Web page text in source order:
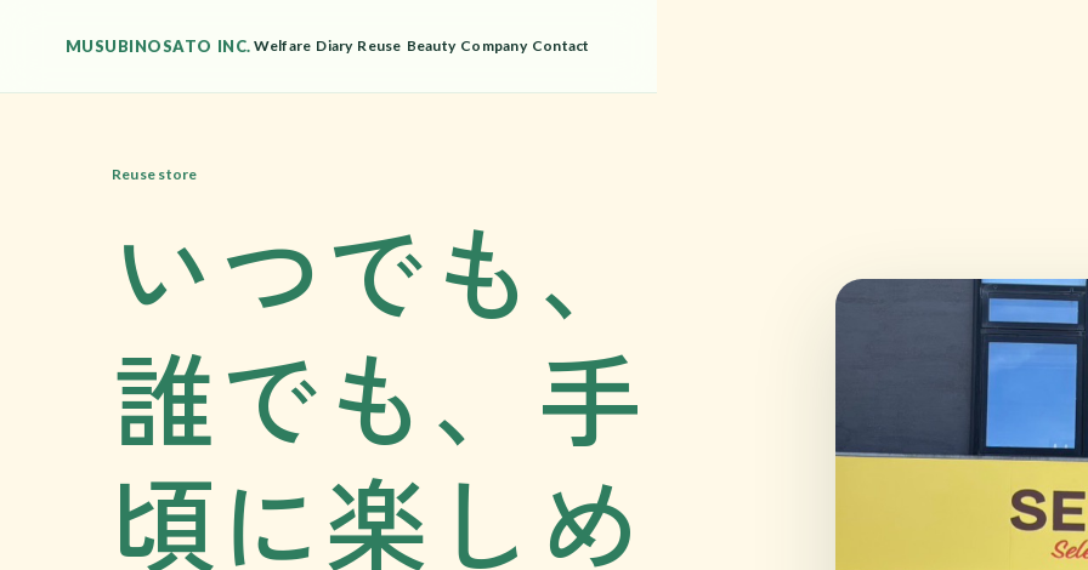
MUSUBINOSATO INC. Welfare Diary Reuse Beauty Company Contact
Reuse store
いつでも、
誰でも、手
頃に楽しめ